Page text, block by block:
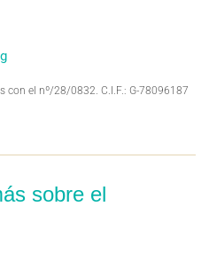
con el nº/28/0832. C.I.F.: G-78096187
sobre el